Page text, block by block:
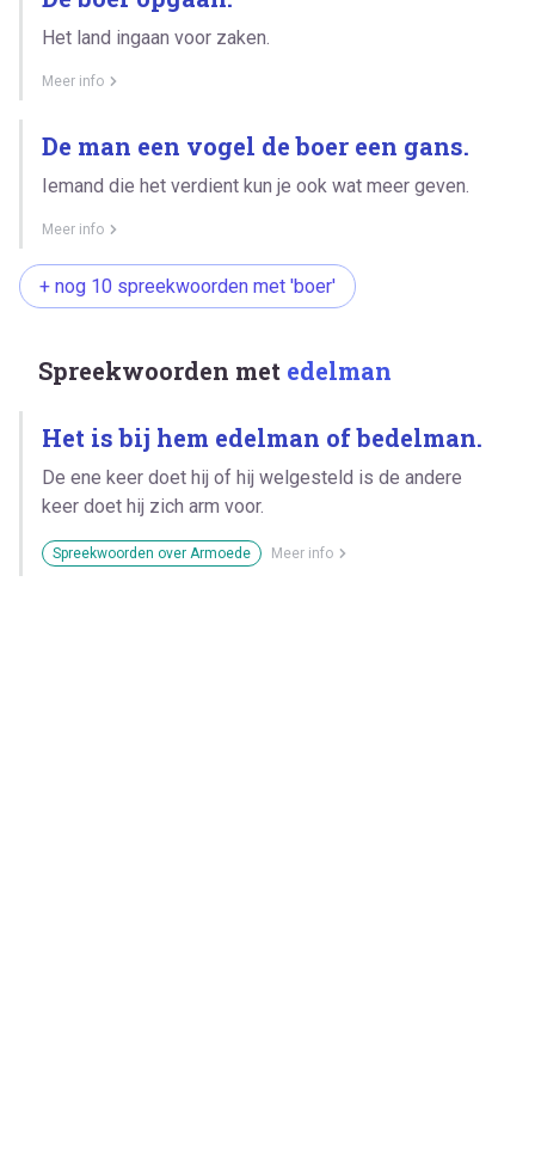
Het land ingaan voor zaken.
Meer info
De man een vogel de boer een gans.
Iemand die het verdient kun je ook wat meer geven.
Meer info
+ nog 10 spreekwoorden met 'boer'
Spreekwoorden met edelman
Het is bij hem edelman of bedelman.
De ene keer doet hij of hij welgesteld is de andere
keer doet hij zich arm voor.
Spreekwoorden over Armoede Meer info